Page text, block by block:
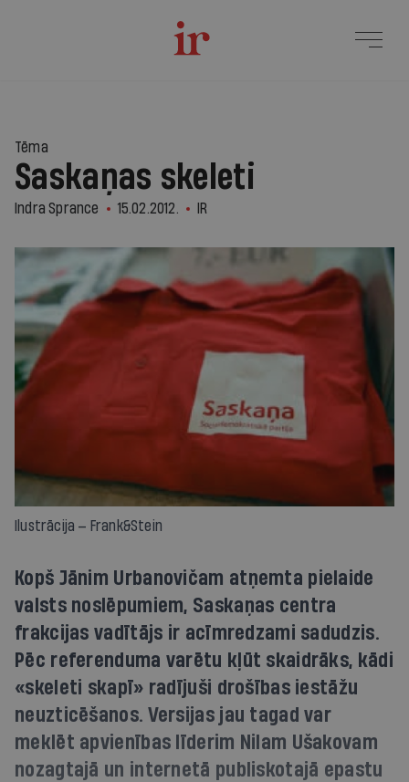
Tēma
Saskaņas skeleti
Indra Sprance 15.02.2012. IR
Ilustrācija — Frank&Stein
Kopš Jānim Urbanovičam atņemta pielaide
valsts noslēpumiem, Saskaņas centra
frakcijas vadītājs ir acīmredzami sadudzis.
Pēc referenduma varētu kļūt skaidrāks, kādi
«skeleti skapī» radījuši drošības iestāžu
neuzticēšanos. Versijas jau tagad var
meklēt apvienības līderim Nilam Ušakovam
nozagtajā un internetā publiskotajā epastu